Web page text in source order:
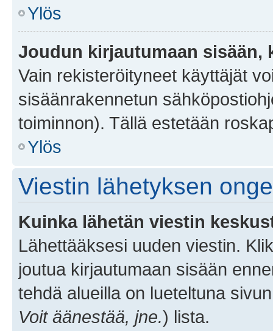
Ylös
Joudun kirjautumaan sisään,
Vain rekisteröityneet käyttäjät
sisäänrakennetun
toiminnon). Tällä estetään
Ylös
Viestin lähetyksen
Kuinka lähetän viestin
Lähettääksesi uuden viestin.
joutua kirjautumaan sisään
tehdä alueilla on lueteltuna
Voit äänestää, jne.) lista.